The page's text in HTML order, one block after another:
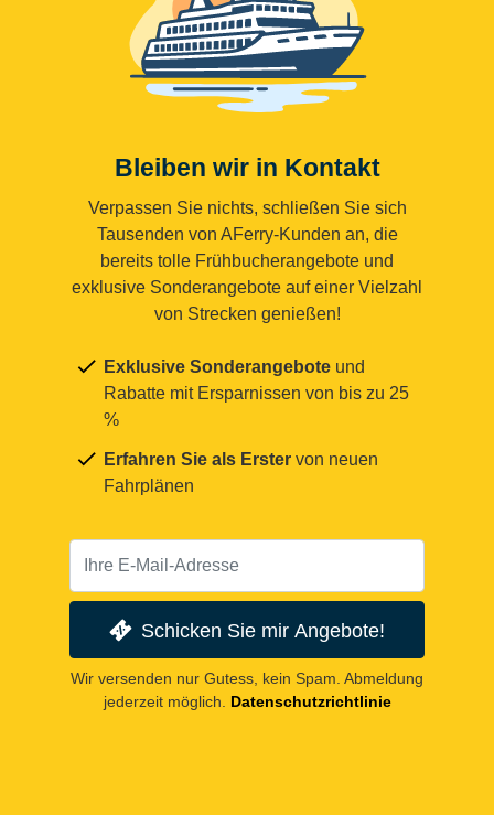
Bleiben wir in Kontakt
Verpassen Sie nichts, schließen Sie sich
Tausenden von AFerry-Kunden an, die
bereits tolle Frühbucherangebote und
exklusive Sonderangebote auf einer Vielzahl
von Strecken genießen!
Exklusive Sonderangebote und
Rabatte mit Ersparnissen von bis zu 25
%
Erfahren Sie als Erster von neuen
Fahrplänen
Schicken Sie mir Angebote!
Wir versenden nur Gutess, kein Spam. Abmeldung
jederzeit möglich.
Datenschutzrichtlinie